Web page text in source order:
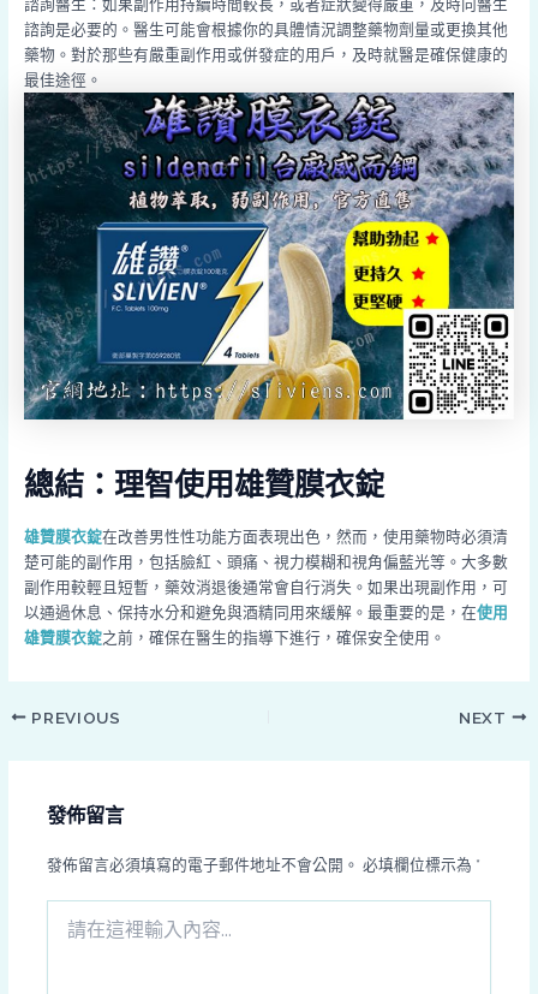
諮詢醫生：如果副作用持續時間較長，或者症狀變得嚴重，及時向醫生
諮詢是必要的。醫生可能會根據你的具體情況調整藥物劑量或更換其他
藥物。對於那些有嚴重副作用或併發症的用戶，及時就醫是確保健康的
最佳途徑。
總結：理智使用雄贊膜衣錠
雄贊膜衣錠在改善男性性功能方面表現出色，然而，使用藥物時必須清
楚可能的副作用，包括臉紅、頭痛、視力模糊和視角偏藍光等。大多數
副作用較輕且短暫，藥效消退後通常會自行消失。如果出現副作用，可
以通過休息、保持水分和避免與酒精同用來緩解。最重要的是，在使用
雄贊膜衣錠之前，確保在醫生的指導下進行，確保安全使用。
PREVIOUS NEXT
發佈留言
發佈留言必須填寫的電子郵件地址不會公開。 必填欄位標示為 *